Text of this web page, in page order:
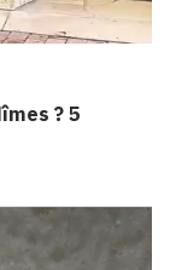
? 5